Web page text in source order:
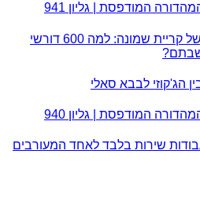
המודפסת | גליון 941
המספרים המפתיעים של קריית שמונה: למה 600 דורשי
הג'קוזי לבבא סאלי
המודפסת | גליון 940
שירות בלבד לאחד המעורבים